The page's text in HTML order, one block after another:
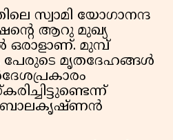
സ്വാമി യോഗാനന്ദ
ആറു മുഖ്യ
ഒരാളാണ്. മുമ്പ്
പേരുടെ മൃതദേഹങ്ങൾ
ബാലകൃഷ്ണൻ